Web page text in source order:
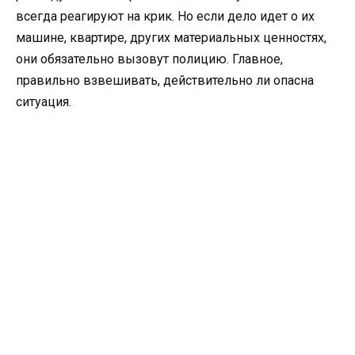
всегда реагируют на крик. Но если дело идет о их
машине, квартире, других материальных ценностях,
они обязательно вызовут полицию. Главное,
правильно взвешивать, действительно ли опасна
ситуация.